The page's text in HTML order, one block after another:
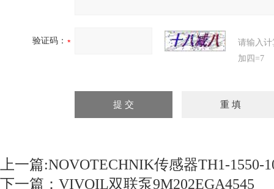
验证码：
请输入
加四=7
上一篇:NOVOTECHNIK传感器TH1-1550-
下一篇： VIVOIL双联泵9M202EGA4545